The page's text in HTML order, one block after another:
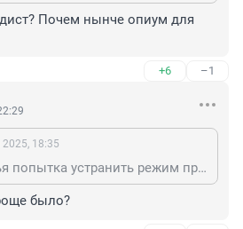
Почем нынче опиум для
+6 –1
18:35
Так это уже третья попытка устранить режим прекращения огня за время СВО. Украина их не когда не соблюдала. Так что всё было очевидно.
было?